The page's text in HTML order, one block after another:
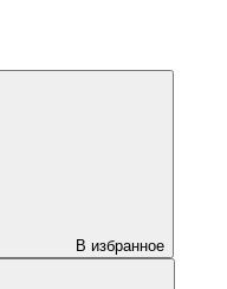
В избранное